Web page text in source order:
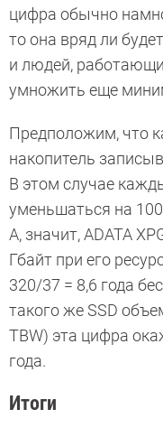
цифра обычно
то она вряд ли
и людей,
умножить еще
Предположим, что
накопитель
В этом случае
уменьшаться на
А, значит, ADATA
Гбайт при его
320/37 = 8,6 года
такого же SSD
TBW) эта цифра
года.
Итоги